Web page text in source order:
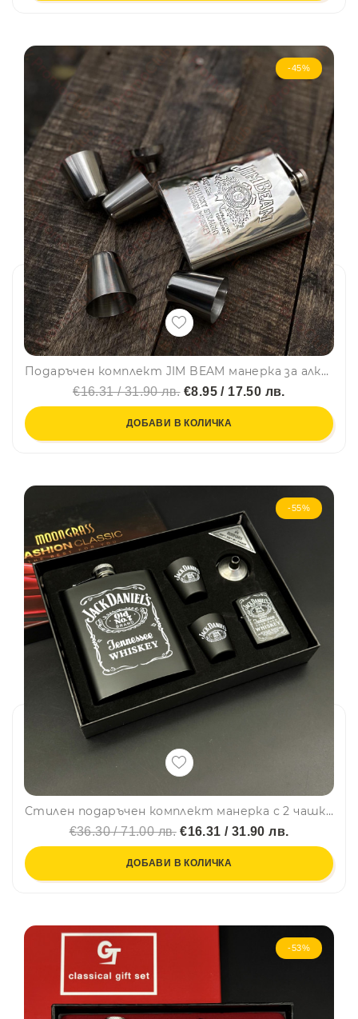
-45%
Подаръчен комплект JIM BEAM манерка за алкохол с 4 шотав кожен калъф +фунийка FLACHMANN-SET
€16.31 / 31.90 лв.€8.95 / 17.50 лв.
ДОБАВИ В КОЛИЧКА
-55%
Стилен подаръчен комплект манерка с 2 чашки, фуния и запалка Jack Daniels Old No.7 Brand в черно – DJH1536
€36.30 / 71.00 лв.€16.31 / 31.90 лв.
ДОБАВИ В КОЛИЧКА
-53%